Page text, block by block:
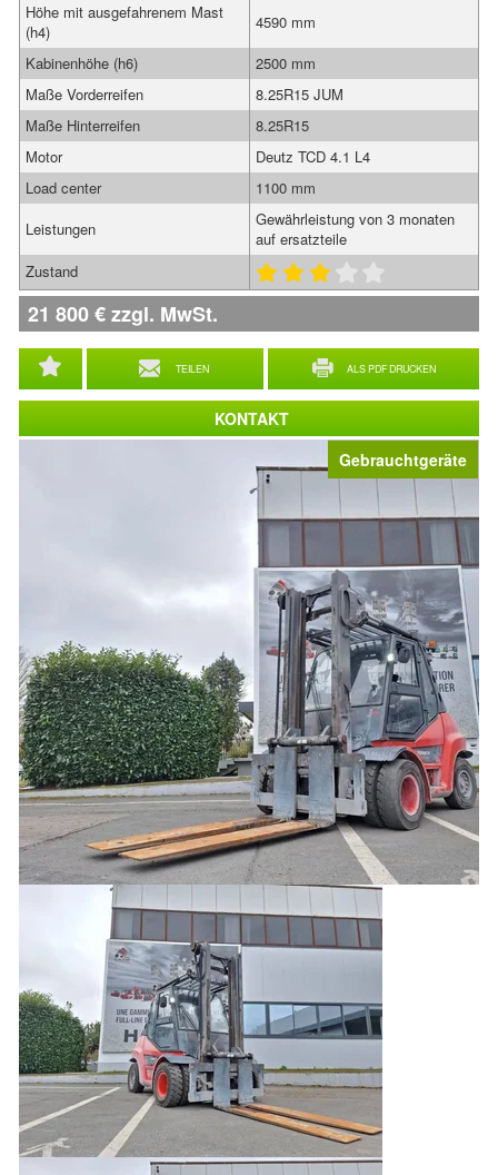
Gebrauchtgeräte
TEILEN ALS PDF DRUCKEN
Höhe mit ausgefahrenem Mast
(h4)
4590 mm
Kabinenhöhe (h6)
2500 mm
Maße Vorderreifen
8.25R15 JUM
Maße Hinterreifen
8.25R15
Motor
Deutz TCD 4.1 L4
Load center
1100 mm
Leistungen
Gewährleistung von 3 monaten
auf ersatzteile
Zustand
21 800€zzgl. MwSt.
KONTAKT